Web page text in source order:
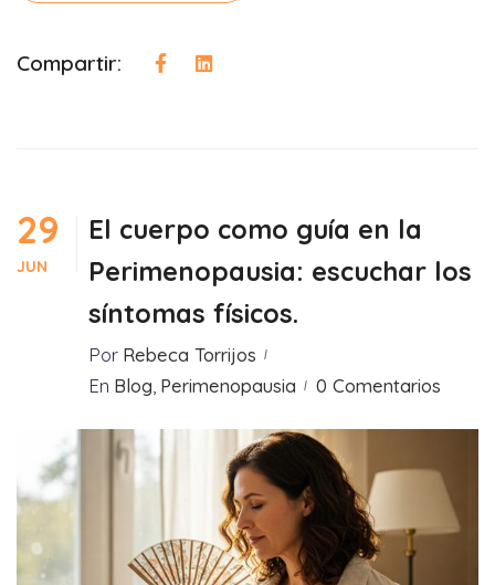
Compartir:
29
JUN
El cuerpo como guía en la
Perimenopausia: escuchar los
síntomas físicos.
Por Rebeca Torrijos
En Blog Perimenopausia 0 Comentarios